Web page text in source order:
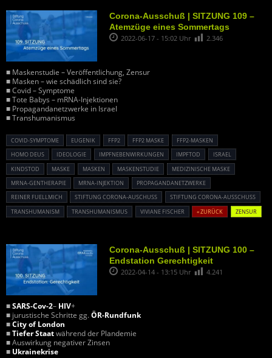
Corona-Ausschuß | SITZUNG 109 –
Atemzüge eines Sommertags
2022-06-17 - 15:02 Uhr 2.346
■ Maskenstudie – Veröffentlichung, Zensur
■ Masken – wie schädlich sind sie?
■ Covid – Symptome
■ Tote Babys – mRNA-Injektionen
■ Propagandanetzwerke in Israel
■ Transhumanismus
COVID-SYMPTOME EUGENIK FFP2 FFP2 MASKE
FFP2-MASKEN
HOMO DEUS
IDEOLOGIE IMPFNEBENWIRKUNGEN IMPFTOD
ISRAEL
KINDSTOD
MASKE MASKEN MASKENSTUDIE
MEDIZINISCHE MASKE
MRNA-GENTHERAPIE
MRNA-INJEKTION
PROPAGANDANETZWERKE
REINER FUELLMICH
STIFTUNG CORONA-AUSCHUSS
STIFTUNG CORONA-AUSSCHUSS
TRANSHUMANISM
TRANSHUMANISMUS VIVIANE FISCHER « ZURÜCK ZENSUR
Corona-Ausschuß | SITZUNG 100 –
Endstation Gerechtigkeit
2022-04-14 - 13:15 Uhr 4.241
■SARS-Cov-2– HIV+
■ jurustische Schritte gg.ÖR-Rundfunk
■City of London
■Tiefer Staatwährend der Plandemie
■ Auswirkung negativer Zinsen
■ Ukrainekrise